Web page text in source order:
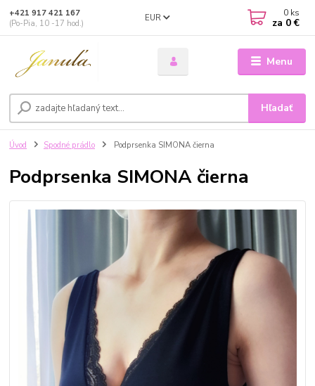
Menu
EUR
Hľadať
+421 917 421 167
(Po-Pia, 10 -17 hod.)
0 ks
za 0 €
Úvod Spodné prádlo Podprsenka SIMONA čierna
Podprsenka SIMONA čierna